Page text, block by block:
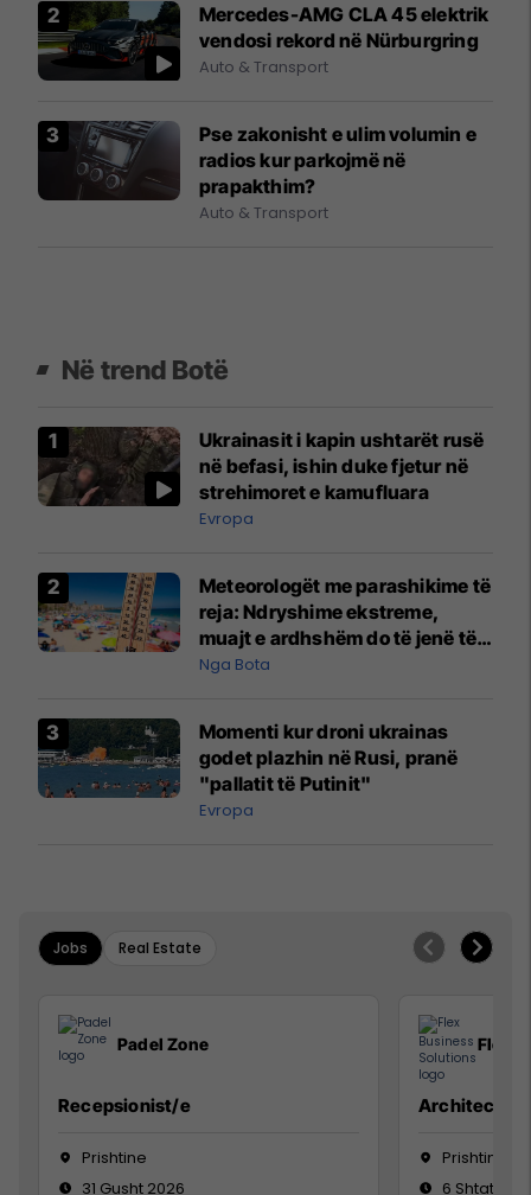
Mercedes-AMG CLA 45 elektrik
vendosi rekord në Nürburgring
Auto & Transport
Pse zakonisht e ulim volumin e
radios kur parkojmë në
prapakthim?
Auto & Transport
Në trend Botë
Ukrainasit i kapin ushtarët rusë
në befasi, ishin duke fjetur në
strehimoret e kamufluara
Evropa
Meteorologët me parashikime të
reja: Ndryshime ekstreme,
muajt e ardhshëm do të jenë të
pazakontë
Nga Bota
Momenti kur droni ukrainas
godet plazhin në Rusi, pranë
"pallatit të Putinit"
Evropa
Jobs Real Estate
Padel Zone
Recepsionist/e
Prishtine
31 Gusht 2026
Flex
Architect
Prishtinë
6 Shtator